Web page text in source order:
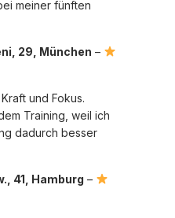
meiner fünften
29, München –
und Fokus.
Training, weil ich
dadurch besser
41, Hamburg –